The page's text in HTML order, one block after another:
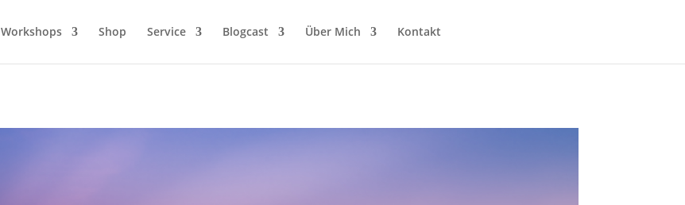
Workshops Shop Service Blogcast Über Mich Kontakt